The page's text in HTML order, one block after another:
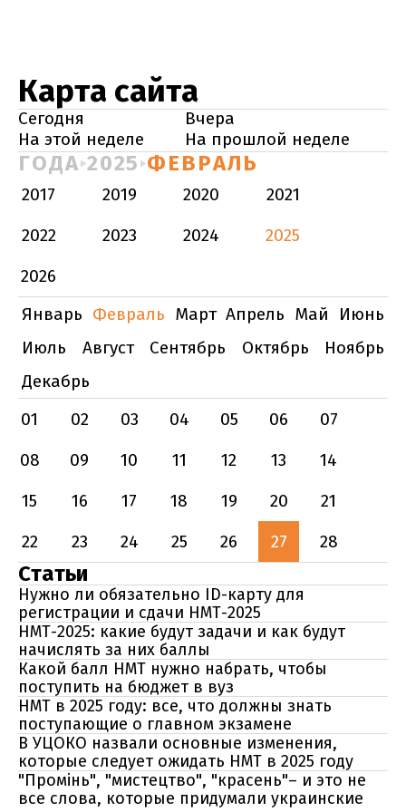
Карта сайта
Сегодня
Вчера
На этой неделе
На прошлой неделе
ГОДА 2025 ФЕВРАЛЬ
2017 2019 2020
2021
2022
2023 2024
2025
2026
Январь Февраль Март Апрель Май
Июнь
Июль
Август Сентябрь Октябрь
Ноябрь
Декабрь
01
02 03 04 05 06
07
08
09 10 11 12 13
14
15
16 17 18 19 20
21
22
23 24 25 26 27 28
Статьи
Нужно ли обязательно ID-карту для
регистрации и сдачи НМТ-2025
НМТ-2025: какие будут задачи и как будут
начислять за них баллы
Какой балл НМТ нужно набрать, чтобы
поступить на бюджет в вуз
НМТ в 2025 году: все, что должны знать
поступающие о главном экзамене
В УЦОКО назвали основные изменения,
которые следует ожидать НМТ в 2025 году
"Промінь", "мистецтво", "красень"– и это не
все слова, которые придумали украинские